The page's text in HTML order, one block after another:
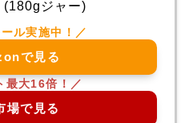
(180gジャー)
で見る
場で見る